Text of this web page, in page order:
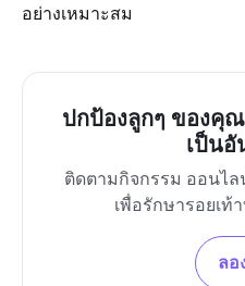
อย่างเหมาะสม
ปกป้องลูกๆ ของคุ
เป็นอั
ติดตามกิจกรรม ออนไ
เพื่อรักษารอยเท้
ลอ